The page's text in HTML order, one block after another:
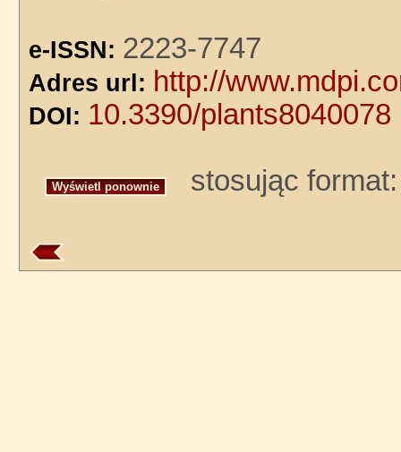
e-ISSN: 2223-7747
Adres url: http://
DOI: 10.3390/plants8040078
stosując